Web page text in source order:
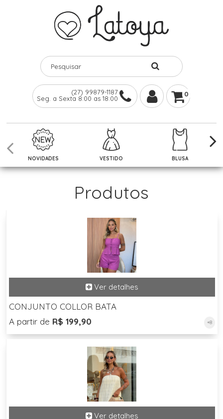
(27) 99879-1187
Seg. a Sexta 8:00 as 18:00
0
NOVIDADES VESTIDO BLUSA
Produtos
CONJUNTO COLLOR BATA
A partir de R$ 199,90 +8